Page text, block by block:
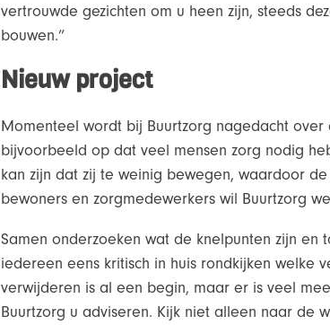
vertrouwde gezichten om u heen zijn, steeds
bouwen.”
Nieuw project
Momenteel wordt bij Buurtzorg nagedacht
bijvoorbeeld op dat veel mensen zorg nodig
kan zijn dat zij te weinig bewegen, waardoor
bewoners en zorgmedewerkers wil Buurtzorg
Samen onderzoeken wat de knelpunten zijn en
iedereen eens kritisch in huis rondkijken welke
verwijderen is al een begin, maar er is veel
Buurtzorg u adviseren. Kijk niet alleen naar de